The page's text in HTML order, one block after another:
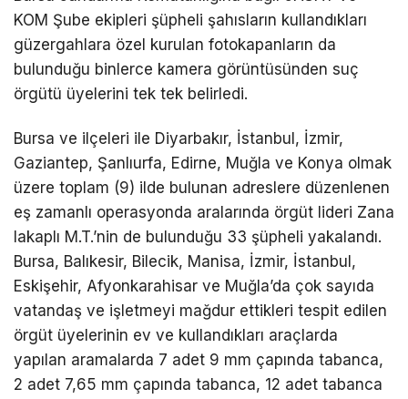
KOM Şube ekipleri şüpheli şahısların kullandıkları
güzergahlara özel kurulan fotokapanların da
bulunduğu binlerce kamera görüntüsünden suç
örgütü üyelerini tek tek belirledi.
Bursa ve ilçeleri ile Diyarbakır, İstanbul, İzmir,
Gaziantep, Şanlıurfa, Edirne, Muğla ve Konya olmak
üzere toplam (9) ilde bulunan adreslere düzenlenen
eş zamanlı operasyonda aralarında örgüt lideri Zana
lakaplı M.T.’nin de bulunduğu 33 şüpheli yakalandı.
Bursa, Balıkesir, Bilecik, Manisa, İzmir, İstanbul,
Eskişehir, Afyonkarahisar ve Muğla’da çok sayıda
vatandaş ve işletmeyi mağdur ettikleri tespit edilen
örgüt üyelerinin ev ve kullandıkları araçlarda
yapılan aramalarda 7 adet 9 mm çapında tabanca,
2 adet 7,65 mm çapında tabanca, 12 adet tabanca